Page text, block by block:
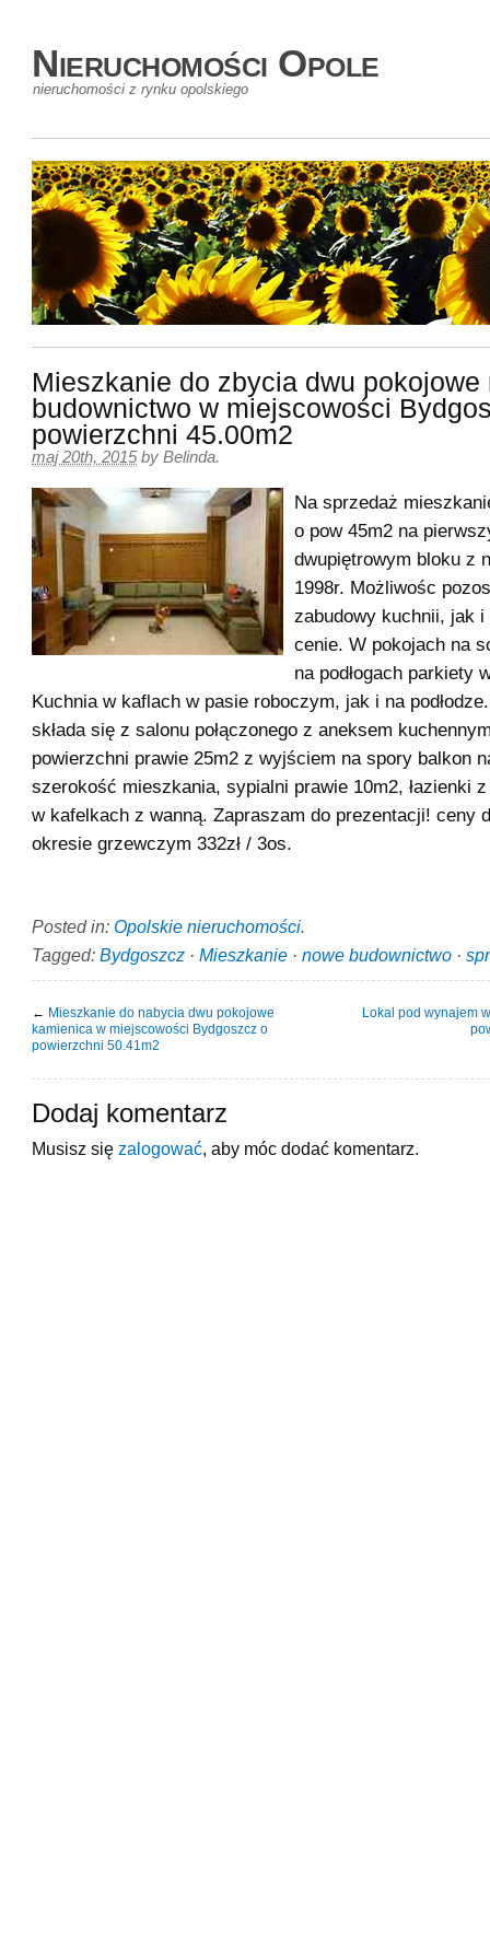
Nieruchomości Opole
nieruchomości z rynku opolskiego
Mieszkanie do zbycia dwu pokojowe
budownictwo w miejscowości
powierzchni 45.00m2
maj 20th, 2015 by Belinda.
Na sprzedaż
o pow 45m2 na
dwupiętrowym bloku z
1998r. Możliwośc
zabudowy kuchnii, jak i
cenie. W pokojach na
na podłogach parkiety
Kuchnia w kaflach w pasie roboczym, jak i na
składa się z salonu połączonego z aneksem
powierzchni prawie 25m2 z wyjściem na spory balkon
szerokość mieszkania, sypialni prawie 10m2, łazienki
w kafelkach z wanną. Zapraszam do prezentacji! ceny
okresie grzewczym 332zł / 3os.
Posted in: Opolskie nieruchomości.
Tagged: Bydgoszcz · Mieszkanie · nowe budownictwo ·
← Mieszkanie do nabycia dwu pokojowe
kamienica w miejscowości Bydgoszcz o
powierzchni 50.41m2
Lokal pod wynajem
Dodaj komentarz
Musisz się zalogować , aby móc dodać komentarz.